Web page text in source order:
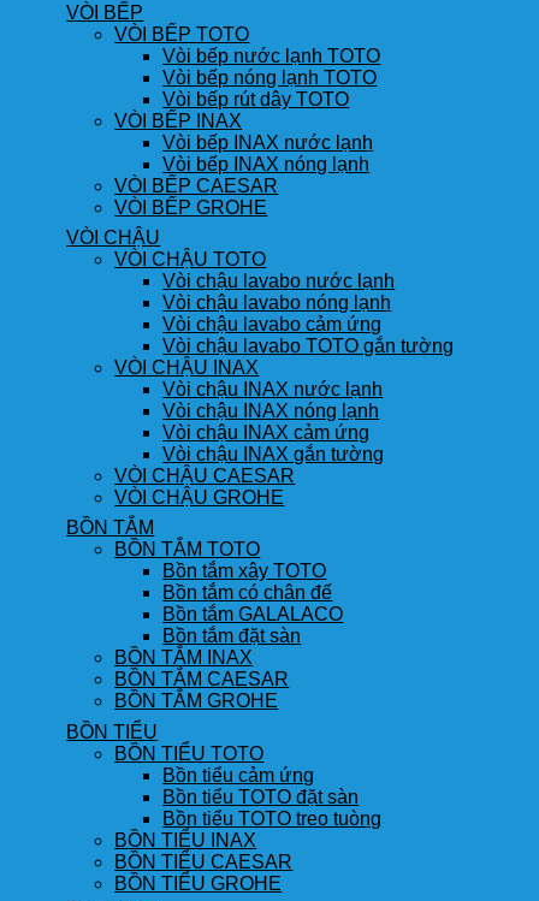
VÒI BẾP
VÒI BẾP TOTO
Vòi bếp nước lạnh TOTO
Vòi bếp nóng lạnh TOTO
Vòi bếp rút dây TOTO
VÒI BẾP INAX
Vòi bếp INAX nước lạnh
Vòi bếp INAX nóng lạnh
VÒI BẾP CAESAR
VÒI BẾP GROHE
VÒI CHẬU
VÒI CHẬU TOTO
Vòi chậu lavabo nước lạnh
Vòi chậu lavabo nóng lạnh
Vòi chậu lavabo cảm ứng
Vòi chậu lavabo TOTO gắn tường
VÒI CHẬU INAX
Vòi chậu INAX nước lạnh
Vòi chậu INAX nóng lạnh
Vòi chậu INAX cảm ứng
Vòi chậu INAX gắn tường
VÒI CHẬU CAESAR
VÒI CHẬU GROHE
BỒN TẮM
BỒN TẮM TOTO
Bồn tắm xây TOTO
Bồn tắm có chân đế
Bồn tắm GALALACO
Bồn tắm đặt sàn
BỒN TẮM INAX
BỒN TẮM CAESAR
BỒN TẮM GROHE
BỒN TIỂU
BỒN TIỂU TOTO
Bồn tiểu cảm ứng
Bồn tiểu TOTO đặt sàn
Bồn tiểu TOTO treo tuòng
BỒN TIỂU INAX
BỒN TIỂU CAESAR
BỒN TIỂU GROHE